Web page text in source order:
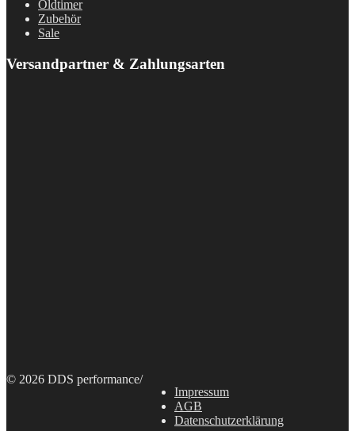
Oldtimer
Zubehör
Sale
Versandpartner & Zahlungsarten
© 2026 DDS performance/
Impressum
AGB
Datenschutzerklärung